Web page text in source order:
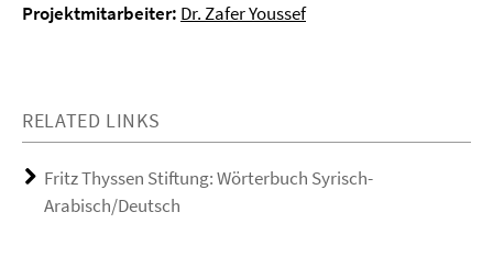
Projektmitarbeiter: Dr. Zafer Youssef
RELATED LINKS
Fritz Thyssen Stiftung: Wörterbuch Syrisch-
Arabisch/Deutsch